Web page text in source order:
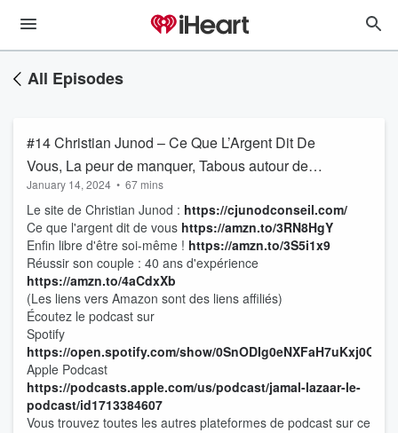
All Episodes
#14 Christian Junod – Ce Que L’Argent Dit De
Vous, La peur de manquer, Tabous autour de
l'argent, Passage d'un esprit de manque à un
esprit d'abondance, Croyances et histoires
familiales liées à l'argent, Éducation financière
des enfants,
January 14, 2024 • 67 mins
Le site de Christian Junod : https://cjunodconseil.com/
Ce que l'argent dit de vous https://amzn.to/3RN8HgY
Enfin libre d'être soi-même ! https://amzn.to/3S5i1x9
Réussir son couple : 40 ans d'expérience
https://amzn.to/4aCdxXb
(Les liens vers Amazon sont des liens affiliés)
Écoutez le podcast sur
Spotify
https://open.spotify.com/show/0SnODIg0eNXFaH7uKxj0Om
Apple Podcast
https://podcasts.apple.com/us/podcast/jamal-lazaar-le-
podcast/id1713384607
Vous trouvez toutes les autres plateformes de podcast sur ce